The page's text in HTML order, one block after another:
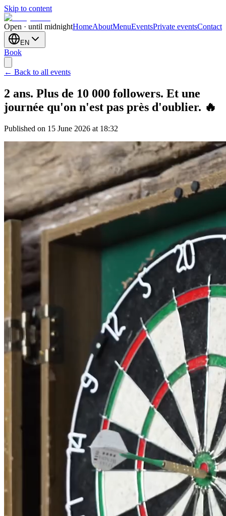
Skip to content
Open · until midnightHomeAboutMenuEventsPrivate eventsContact
EN
Book
← Back to all events
2 ans. Plus de 10 000 followers. Et une
journée qu'on n'est pas près d'oublier. 🔥
Published on 15 June 2026 at 18:32